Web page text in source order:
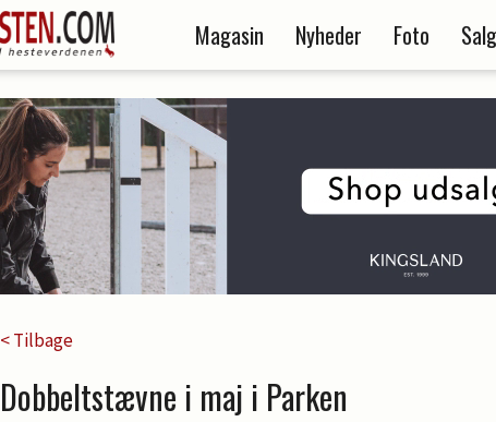
Magasin Nyheder Foto
< Tilbage
Dobbeltstævne i maj i Parken